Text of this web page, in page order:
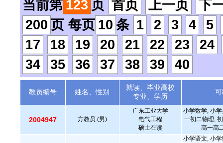
当前第 123 页 首页 上一页
下
200 页 每页 10 条 1 2 3 4
5
17
18 19 20 21 22 23
24
34
35 36 37 38 39 40
教员编号 姓名、性别
就读、毕业高校
专业、学历
2004947 方教员.(男)
广东工业大学
电气工程
硕士在读
小学数学, 小
一初二物理,
高一高
小学语文, 小